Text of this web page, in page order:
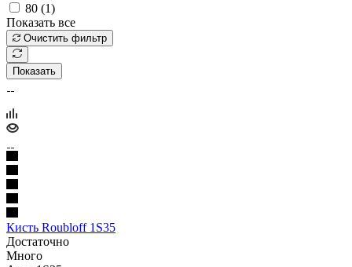
80 (1)
Показать все
Очистить фильтр
Показать
Кисть Roubloff 1S35
Достаточно
Много